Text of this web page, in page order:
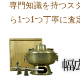
専門知識を持つス
ら1つ1つ丁寧に査